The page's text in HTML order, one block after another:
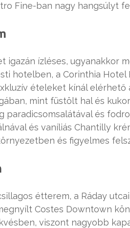
Fine-ban nagy hangsúlyt
igazán ízléses, ugyanakkor
hotelben, a Corinthia
ételeket kínál elérhető
mint füstölt hal és
paradicsomsalátával és
és vaníliás Chantilly
és figyelmes
étterem, a Ráday
Costes Downtown
viszont nagyobb